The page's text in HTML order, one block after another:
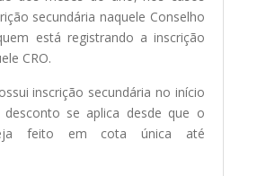
secundária naquele Conselho
está registrando a inscrição
CRO.
inscrição secundária no início
se aplica desde que o
feito em cota única até